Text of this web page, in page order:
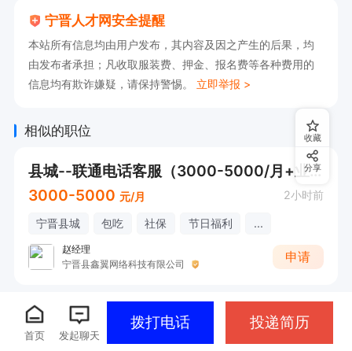
宁晋人才网安全提醒
本站所有信息均由用户发布，其内容及因之产生的后果，均
由发布者承担；凡收取服装费、押金、报名费等各种费用的
信息均有欺诈嫌疑，请保持警惕。 立即举报 >
相似的职位
县城--联通电话客服（3000-5000/月+业务简单）
3000-5000 元/月 2小时前
宁晋县城 包吃 社保 节日福利 ...
赵经理
宁晋县鑫翼网络科技有限公司
申请
收藏
分享
首页 发起聊天
拨打电话 投递简历